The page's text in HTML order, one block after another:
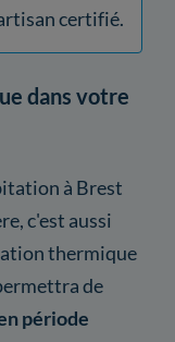
certifié.
dans votre
à Brest
c'est aussi
thermique
de
période